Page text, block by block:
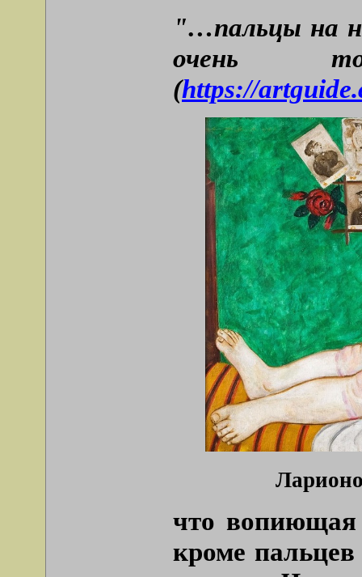
"…пальцы на
очень
(https://
что вопиющая
кроме пальцев